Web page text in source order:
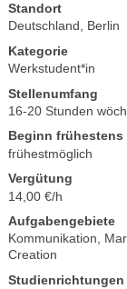
Standort
Deutschland, Berlin
Kategorie
Werkstudent*in
Stellenumfang
16-20 Stunden
Beginn frühestens
frühestmöglich
Vergütung
14,00 €/h
Aufgabengebiete
Kommunikation,
Creation
Studienrichtungen